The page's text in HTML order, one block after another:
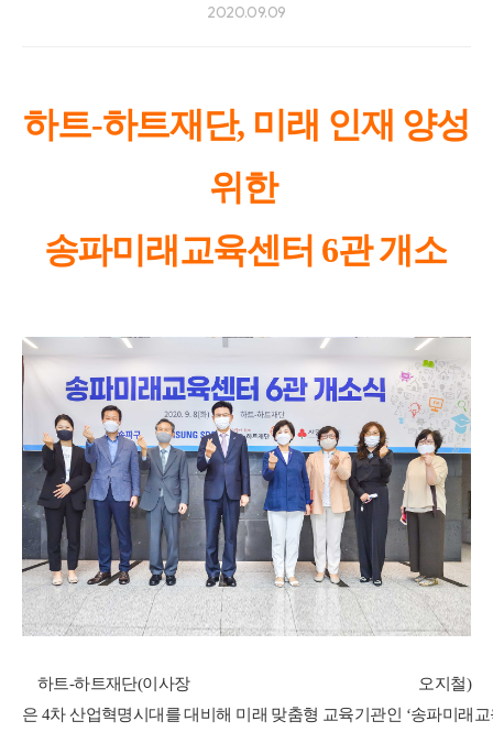
2020.09.09
하트-하트재단, 미래 인재 양성
위한
송파미래교육센터 6관 개소
하트-하트재단(이사장 오지철)
은 4차 산업혁명시대를 대비해 미래 맞춤형 교육기관인 ‘송파미래